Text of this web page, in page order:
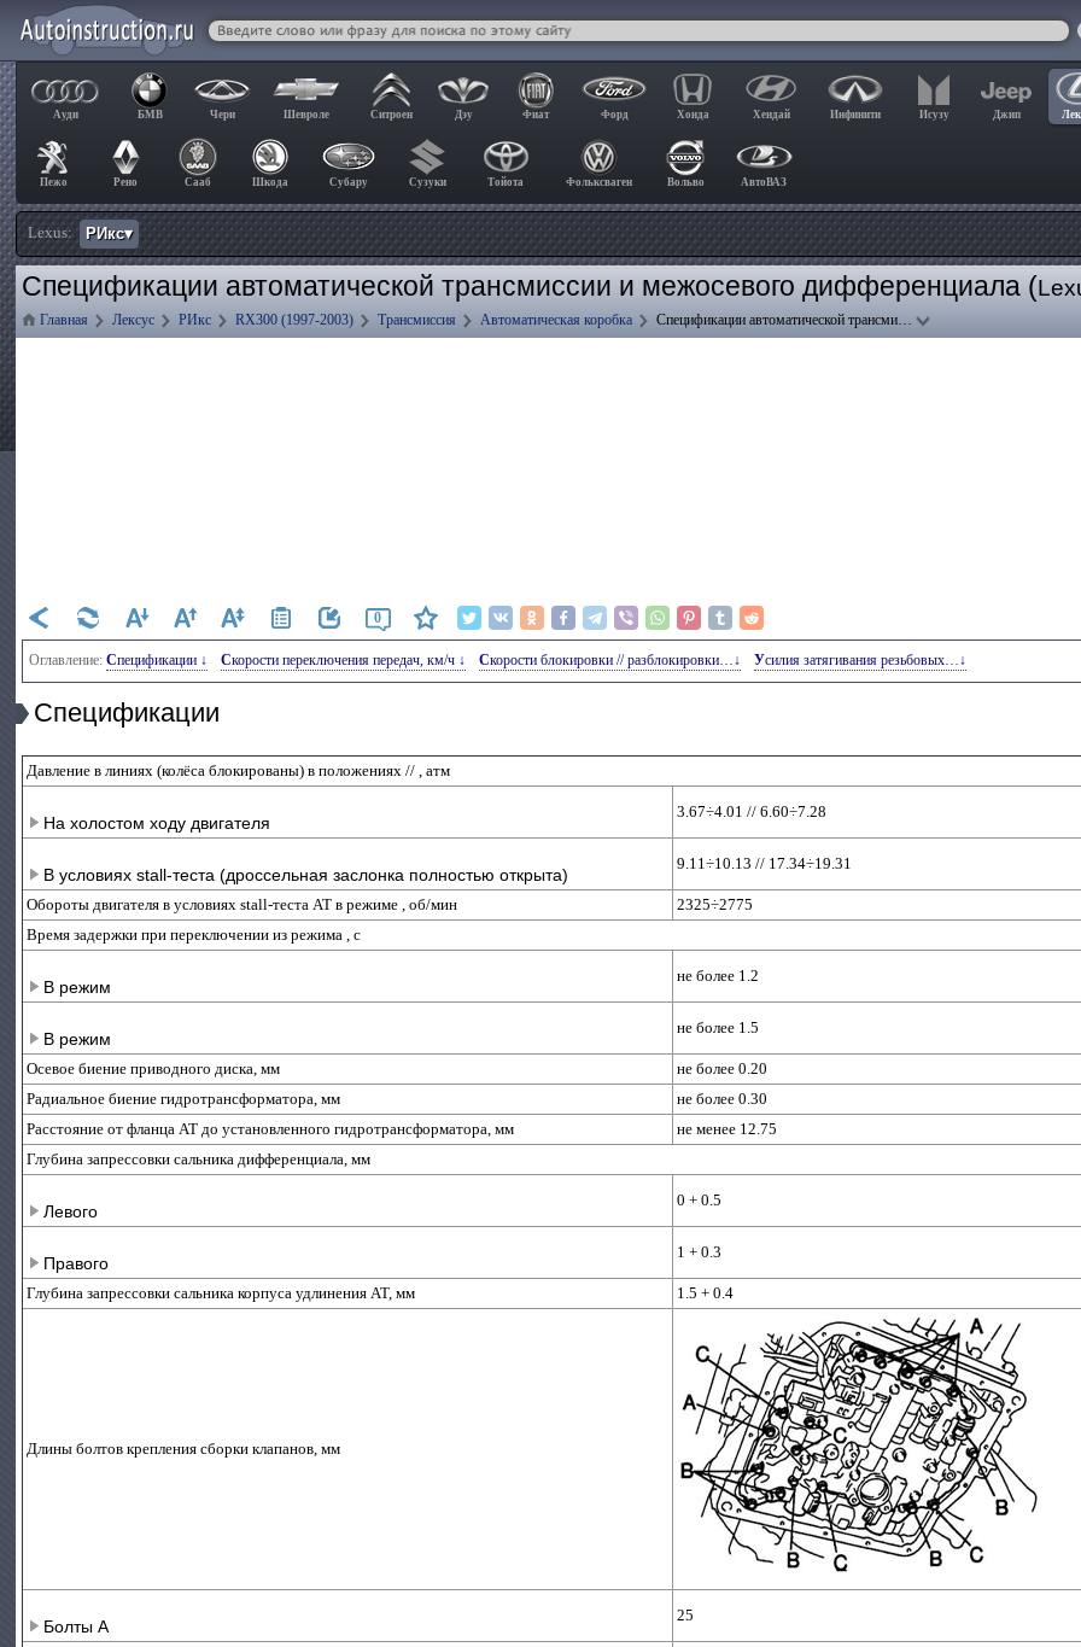
Ауди БМВ Чери Шевроле Ситроен Дэу Фиат Форд Хонда Хендай Инфинити Исузу Джип
Пежо Рено Сааб Шкода Субару Сузуки Тойота Фольксваген Вольво АвтоВАЗ
Lexus: РИкс▾
Спецификации автоматической трансмиссии и межосевого дифференциала (
Главная Лексус РИкс RX300 (1997-2003) Трансмиссия Автоматическая коробка Спецификации автоматической трансми…
0
Оглавление: Спецификации ↓ Скорости переключения передач, км/ч ↓ Скорости блокировки // разблокировки…↓ Усилия затягивания резьбовых…↓
Спецификации
Давление в линиях (колёса блокированы) в положениях//, атм
На холостом ходу двигателя
3.67÷4.01 // 6.60÷7.28
В условиях stall-теста (дроссельная заслонка полностью открыта)
9.11÷10.13 // 17.34÷19.31
Обороты двигателя в условиях stall-теста АТ в режиме, об/мин
2325÷2775
Время задержки при переключении из режима, с
В режим
не более 1.2
В режим
не более 1.5
Осевое биение приводного диска, мм
не более 0.20
Радиальное биение гидротрансформатора, мм
не более 0.30
Расстояние от фланца АТ до установленного гидротрансформатора, мм
не менее 12.75
Глубина запрессовки сальника дифференциала, мм
Левого
0 + 0.5
Правого
1 + 0.3
Глубина запрессовки сальника корпуса удлинения АТ, мм 1.5 + 0.4
Длины болтов крепления сборки клапанов, мм
Болты А
25